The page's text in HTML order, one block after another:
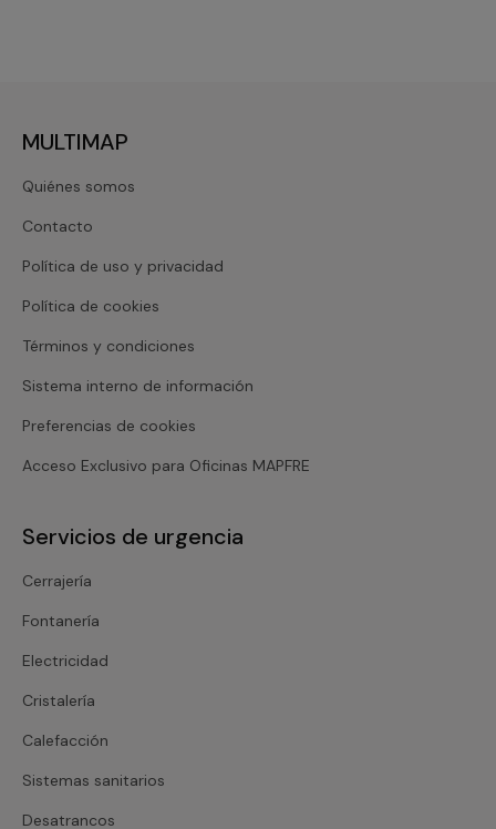
MULTIMAP
Quiénes somos
Contacto
Política de uso y privacidad
Política de cookies
Términos y condiciones
Sistema interno de información
Preferencias de cookies
Acceso Exclusivo para Oficinas MAPFRE
Servicios de urgencia
Cerrajería
Fontanería
Electricidad
Cristalería
Calefacción
Sistemas sanitarios
Desatrancos